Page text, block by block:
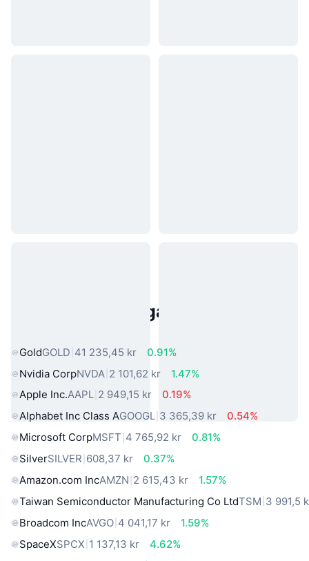
Populära tillgångar från den
GoldGOLD 41 235,45 kr
0.91%
Nvidia CorpNVDA 2 101,62 kr
1.47%
Apple Inc.AAPL 2 949,15 kr
0.19%
Alphabet Inc Class AGOOGL 3 365,39 kr
0.54%
Microsoft CorpMSFT 4 765,92 kr
0.81%
SilverSILVER 608,37 kr
0.37%
Amazon.com IncAMZN 2 615,43 kr
1.57%
Taiwan Semiconductor Manufacturing Co LtdTSM 3 991,5
Broadcom IncAVGO 4 041,17 kr
1.59%
SpaceXSPCX 1 137,13 kr
4.62%